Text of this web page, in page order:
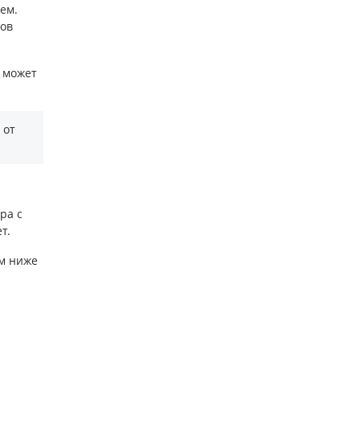
с
ниже